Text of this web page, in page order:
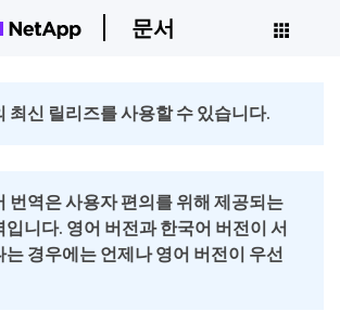
문서
최신 릴리즈를 사용할 수 있습니다.
번역은 사용자 편의를 위해 제공되는
입니다. 영어 버전과 한국어 버전이 서
는 경우에는 언제나 영어 버전이 우선